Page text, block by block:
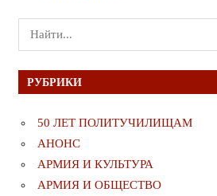
Поиск
для:
РУБРИКИ
50 ЛЕТ ПОЛИТУЧИЛИЩАМ
АНОНС
АРМИЯ И КУЛЬТУРА
АРМИЯ И ОБЩЕСТВО